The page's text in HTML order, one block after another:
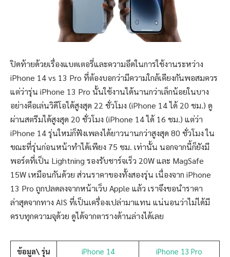
ปิดท้ายด้วยเรื่องแบตเตอรี่และความอึดในการใช้งานระหว่าง
iPhone 14 vs 13 Pro ที่ต้องบอกว่ามีความใกล้เคียงกันพอสมควร
แต่ว่ารุ่น iPhone 13 Pro นั้นใช้งานได้นานกว่าเล็กน้อยในบาง
อย่างคือเล่นวิดีโอได้สูงสุด 22 ชั่วโมง (iPhone 14 ได้ 20 ชม.) ดู
ผ่านสตรีมได้สูงสุด 20 ชั่วโมง (iPhone 14 ได้ 16 ชม.) แต่ว่า
iPhone 14 รุ่นใหม่ก็ฟังเพลงได้ยาวนานกว่าสูงสุด 80 ชั่วโมง ใน
ขณะที่รุ่นก่อนหน้าทำได้เพียง 75 ชม. เท่านั้น นอกจากนี้ก็ยังมี
พอร์ตที่เป็น Lightning รองรับชาร์จเร็ว 20W และ MagSafe
15W เหมือนกันด้วย ส่วนราคาของทั้งสองรุ่น เนื่องจาก iPhone
13 Pro ถูกปลดลงจากหน้าเว็บ Apple แล้ว เราจึงขอนำราคา
ล่าสุดจากทาง AIS ที่เป็นเครื่องเปล่ามาแทน แน่นอนว่าไม่ได้มี
ครบทุกความจุด้วย ดูได้จากตารางด้านล่างได้เลย
ข้อมูล\ รุ่น iPhone 14 iPhone 13 Pro